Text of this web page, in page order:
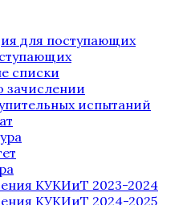
для поступающих
списки
зачислении
испытаний
КУКИиТ 2023-2024
КУКИиТ 2024-2025